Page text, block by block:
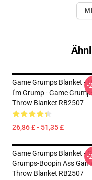
Game Grumps Blanket -
I'm Grump - Game Grumps
Throw Blanket RB2507
26,86 £ - 51,35 £
-
Game Grumps Blanket -
Grumps-Boopin Ass Game!
Throw Blanket RB2507
-